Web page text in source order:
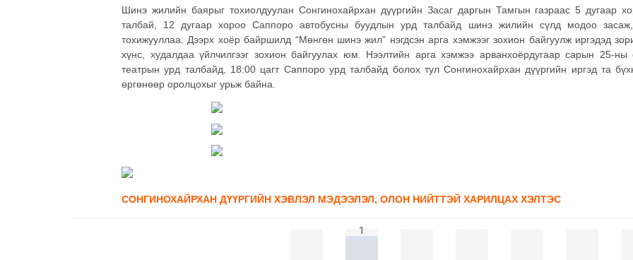
Шинэ жилийн баярыг тохиолдуулан Сонгинохайрхан дүүргийн Засаг даргын Тамгын газраас 5 дугаар
талбай, 12 дугаар хороо Саппоро автобусны буудлын урд талбайд шинэ жилийн сүлд модоо засаж,
тохижууллаа. Дээрх хоёр байршилд “Мөнгөн шинэ жил” нэгдсэн арга хэмжээг зохион байгуулж иргэдэд
хүнс, худалдаа үйлчилгээг зохион байгуулах юм. Нээлтийн арга хэмжээ арванхоёрдугаар сарын 25-
театрын урд талбайд, 18:00 цагт Саппоро урд талбайд болох тул Сонгинохайрхан дүүргийн иргэд та
өргөнөөр оролцохыг урьж байна.
СОНГИНОХАЙРХАН ДҮҮРГИЙН ХЭВЛЭЛ МЭДЭЭЛЭЛ, ОЛОН НИЙТТЭЙ ХАРИЛЦАХ ХЭЛТЭС
1